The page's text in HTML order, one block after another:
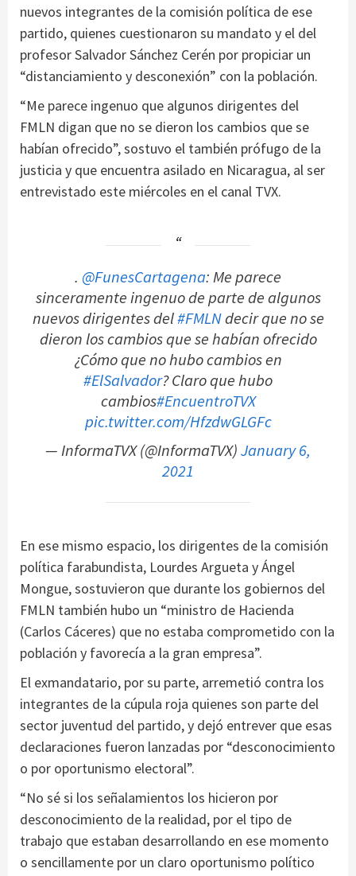
nuevos integrantes de la comisión política de ese
partido, quienes cuestionaron su mandato y el del
profesor Salvador Sánchez Cerén por propiciar un
“distanciamiento y desconexión” con la población.
“Me parece ingenuo que algunos dirigentes del
FMLN digan que no se dieron los cambios que se
habían ofrecido”, sostuvo el también prófugo de la
justicia y que encuentra asilado en Nicaragua, al ser
entrevistado este miércoles en el canal TVX.
. @FunesCartagena: Me parece
sinceramente ingenuo de parte de algunos
nuevos dirigentes del#FMLNdecir que no se
dieron los cambios que se habían ofrecido
¿Cómo que no hubo cambios en
#ElSalvador? Claro que hubo
cambios#EncuentroTVX
pic.twitter.com/HfzdwGLGFc
— InformaTVX (@InformaTVX)January 6,
2021
En ese mismo espacio, los dirigentes de la comisión
política farabundista, Lourdes Argueta y Ángel
Mongue, sostuvieron que durante los gobiernos del
FMLN también hubo un “ministro de Hacienda
(Carlos Cáceres) que no estaba comprometido con la
población y favorecía a la gran empresa”.
El exmandatario, por su parte, arremetió contra los
integrantes de la cúpula roja quienes son parte del
sector juventud del partido, y dejó entrever que esas
declaraciones fueron lanzadas por “desconocimiento
o por oportunismo electoral”.
“No sé si los señalamientos los hicieron por
desconocimiento de la realidad, por el tipo de
trabajo que estaban desarrollando en ese momento
o sencillamente por un claro oportunismo político